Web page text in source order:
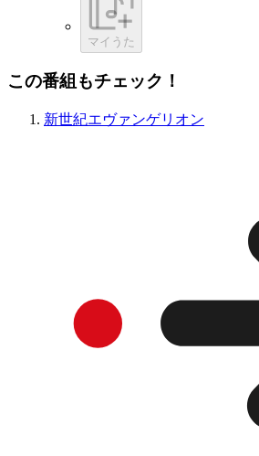
マイうた
この番組もチェック！
新世紀エヴァンゲリオン